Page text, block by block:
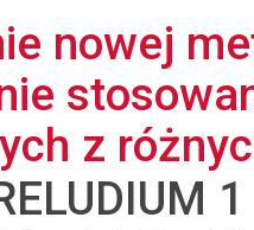
nowej
z
1